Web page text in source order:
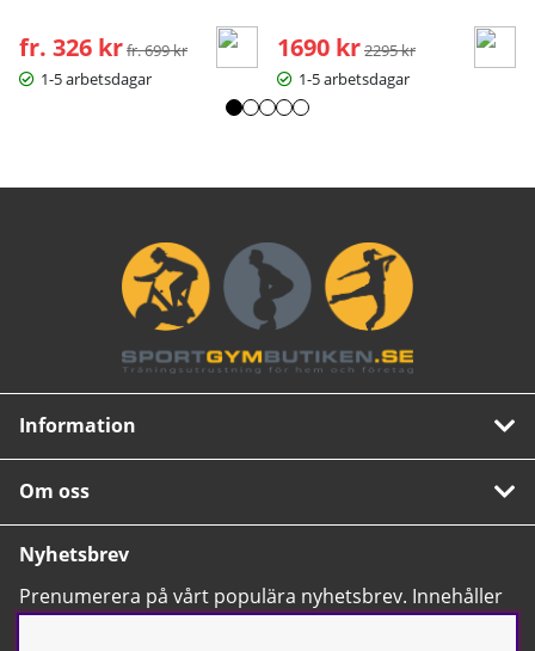
fr. 326 kr Ordinarie pris:
fr. 699 kr
1-5 arbetsdagar
1690 kr Ordinarie pris:
2295 kr
1-5 arbetsdagar
Information
Om oss
Nyhetsbrev
Prenumerera på vårt populära nyhetsbrev. Innehåller
tips, nyheter och våra allra bästa erbjudanden.